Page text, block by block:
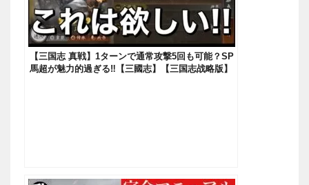
【三国志 真戦】1ターンで通常攻撃5回も可能？SP
馬超が魅力的過ぎる‼【三國志】【三国志战略版】